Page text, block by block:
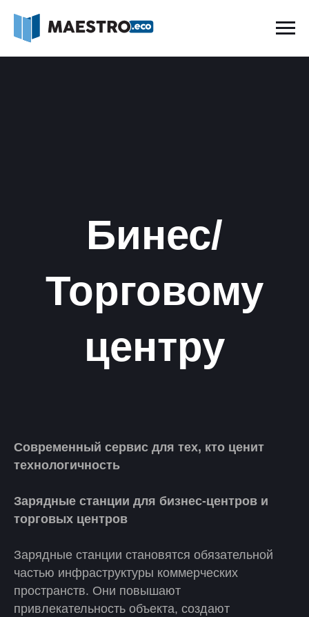
Бинес/
Торговому
центру
Современный сервис для тех, кто ценит
технологичность
Зарядные станции для бизнес-центров и
торговых центров
Зарядные станции становятся обязательной
частью инфраструктуры коммерческих
пространств. Они повышают
привлекательность объекта, создают